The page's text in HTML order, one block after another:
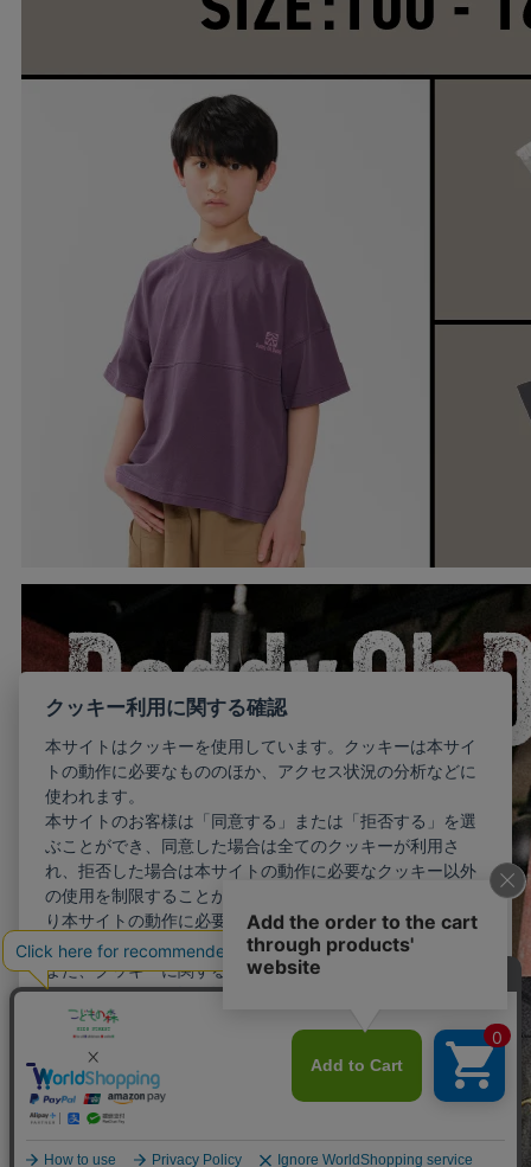
クッキー利用に関する確認
本サイトはクッキーを使用しています。クッキーは本サイ
トの動作に必要なもののほか、アクセス状況の分析などに
使われます。
本サイトのお客様は「同意する」または「拒否する」を選
ぶことができ、同意した場合は全てのクッキーが利用さ
れ、拒否した場合は本サイトの動作に必要なクッキー以外
の使用を制限することができます。お客様が同意しない限
り本サイトの動作に必要最小限のクッキー以外が利用され
ることはありません。
また、クッキーに関する設定を詳細に行いたい場合はこち
らから行えます。詳細設定
同意する
拒否する